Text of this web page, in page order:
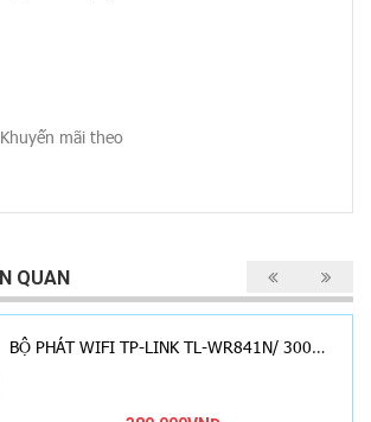
mãi theo
QUAN
BỘ PHÁT WIFI TP-LINK TL-WR841N/ 300MBPS